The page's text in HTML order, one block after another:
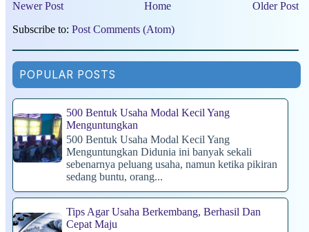
Newer Post Older Post
Home
Subscribe to: Post Comments (Atom)
POPULAR POSTS
500 Bentuk Usaha Modal Kecil Yang
Menguntungkan
500 Bentuk Usaha Modal Kecil Yang
Menguntungkan Didunia ini banyak sekali
sebenarnya peluang usaha, namun ketika pikiran
sedang buntu, orang...
Tips Agar Usaha Berkembang, Berhasil Dan
Cepat Maju